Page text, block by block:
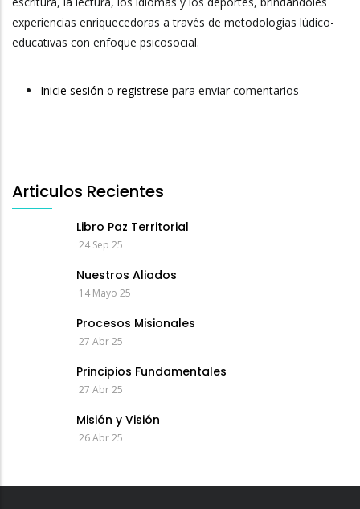
experiencias enriquecedoras a través de metodologías lúdico-
educativas con enfoque psicosocial.
Inicie sesión o registrese para enviar comentarios
Articulos Recientes
Libro Paz Territorial
24 Sep 25
Nuestros Aliados
14 Mayo 25
Procesos Misionales
27 Abr 25
Principios Fundamentales
27 Abr 25
Misión y Visión
26 Abr 25